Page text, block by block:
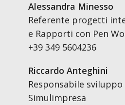
Alessandra Minesso
Referente progetti
e Rapporti con Pen
+39 349 5604236
Riccardo Anteghini
Responsabile
Simulimpresa